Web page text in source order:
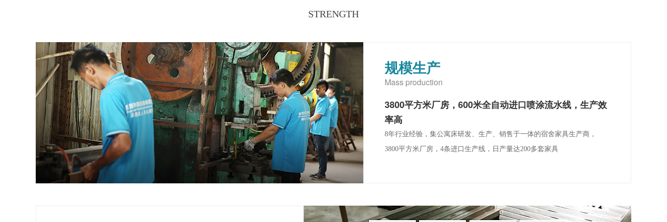
STRENGTH
规模生产
Mass production
3800平方米厂房，600米全自动进口喷涂流水线，生产效
率高
8年行业经验，集公寓床研发、生产、销售于一体的宿舍家具生产商，
3800平方米厂房，4条进口生产线，日产量达200多套家具